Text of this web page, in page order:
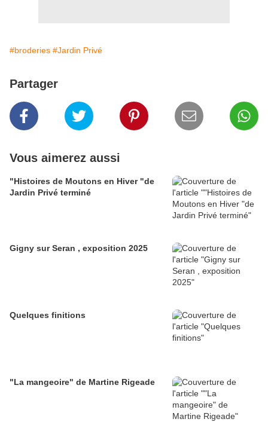
#broderies #Jardin Privé
Partager
Vous aimerez aussi
"Histoires de Moutons en Hiver "de
Jardin Privé terminé
Gigny sur Seran , exposition 2025
Quelques finitions
"La mangeoire" de Martine Rigeade